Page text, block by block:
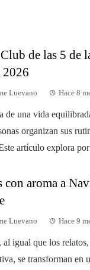
de las 5 de
2026
Luevano Hace 8
de una vida
organizan sus
artículo explora
con aroma a
Luevano Hace 9
al igual que los
se transforman en